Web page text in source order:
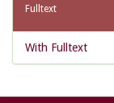
Fulltext
With Fulltext